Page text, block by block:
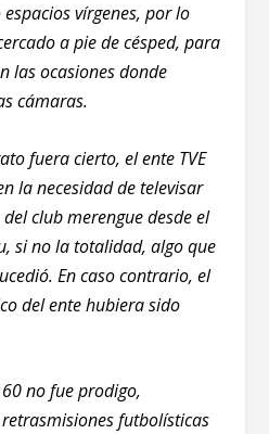
vírgenes, por lo
a pie de césped, para
las ocasiones donde
cámaras.
fuera cierto, el ente TVE
la necesidad de televisar
club merengue desde el
si no la totalidad, algo que
En caso contrario, el
del ente hubiera sido
no fue prodigo,
futbolísticas